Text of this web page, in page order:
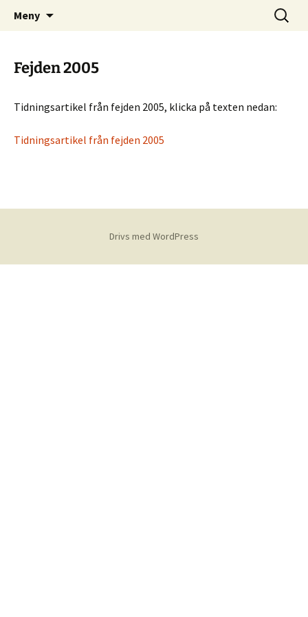
Skogskarlar
Skånes Skogskarlars hemsida
Meny
Sök
efter:
Fejden 2005
Tidningsartikel från fejden 2005, klicka på texten nedan:
Tidningsartikel från fejden 2005
Drivs med WordPress